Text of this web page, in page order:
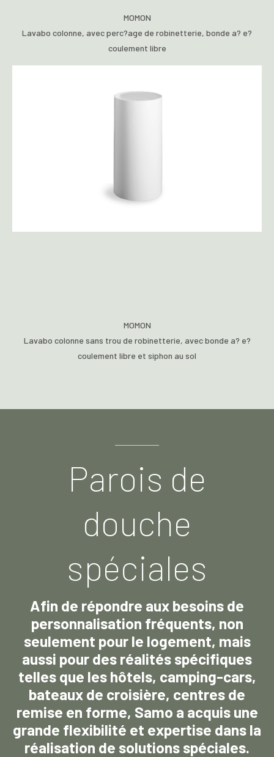
MOMON
Lavabo colonne, avec perc?age de robinetterie, bonde a? e?
coulement libre
MOMON
Lavabo colonne sans trou de robinetterie, avec bonde a? e?
coulement libre et siphon au sol
Parois de
douche
spéciales
Afin de répondre aux besoins de
personnalisation fréquents, non
seulement pour le logement, mais
aussi pour des réalités spécifiques
telles que les hôtels, camping-cars,
bateaux de croisière, centres de
remise en forme, Samo a acquis une
grande flexibilité et expertise dans la
réalisation de solutions spéciales.